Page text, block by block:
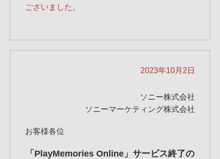
ございました。
2023年10月2日
ソニー株式会社
ソニーマーケティング株式会社
お客様各位
「PlayMemories Online」サービス終了の